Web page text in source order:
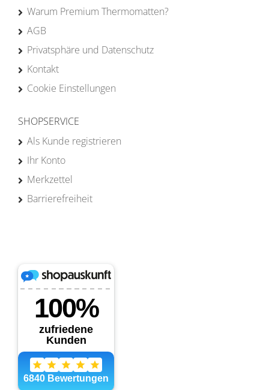
Warum Premium Thermomatten?
AGB
Privatsphäre und Datenschutz
Kontakt
Cookie Einstellungen
SHOPSERVICE
Als Kunde registrieren
Ihr Konto
Merkzettel
Barrierefreiheit